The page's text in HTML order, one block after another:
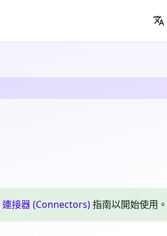
連接器 (Connectors)指南以開始使用。